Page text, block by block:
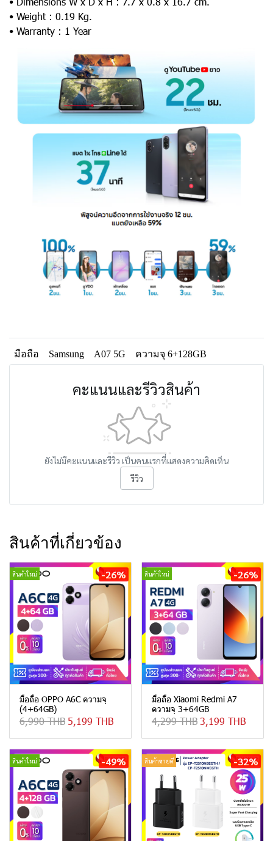
• Weight : 0.19 Kg.
• Warranty : 1 Year
มือถือ Samsung A07 5G ความจุ 6+128GB
คะแนนและรีวิวสินค้า
ยังไม่มีคะแนนและรีวิว เป็นคนแรกที่แสดงความคิดเห็น
รีวิว
สินค้าที่เกี่ยวข้อง
สินค้าใหม่ -26%
มือถือ OPPO A6C ความจุ
(4+64GB)
6,990 THB 5,199 THB
สินค้าใหม่ -26%
มือถือ Xiaomi Redmi A7
ความจุ 3+64GB
4,299 THB3,199 THB
สินค้าใหม่ -49% สินค้าขายดี -32%